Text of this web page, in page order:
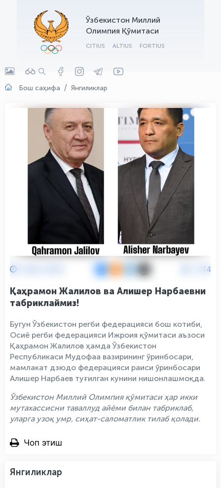
Ўзбекистон Миллий
Олимпия Қўмитаси
CITIUS ALTIUS FORTIUS
Бош саҳифа Янгиликлар
1214
Қаҳрамон Жалилов ва Алишер Нарбаевни
табриклаймиз!
Бугун Ўзбекистон регби федерацияси бош котиби,
Осиё регби федерацияси Ижроия қўмитаси аъзоси
Қаҳрамон Жалилов ҳамда Ўзбекистон
Республикаси Мудофаа вазирининг ўринбосари,
мамлакат дзюдо федерацияси раиси ўринбосари
Алишер Нарбаев туғилган кунини нишонлашмоқда.
Ўзбекистон Миллий Олимпия қўмитаси ҳар икки
мутахассисни таваллуд айёми билан табриклаб,
уларга узоқ умр, сиҳат-саломатлик тилаб қолади.
Чоп этиш
Янгиликлар
OLYMPCHIK AI - yordamchi
Онлайн · olympic.uz